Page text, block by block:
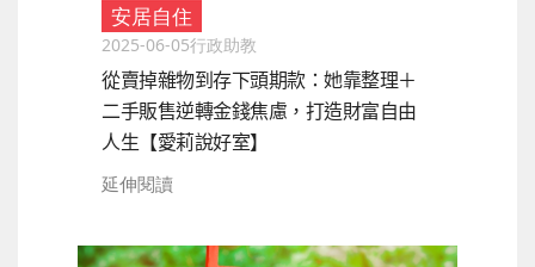
安居自住
2025-06-05行政助教
從賣掉雜物到存下頭期款：她靠整理＋
二手販售逆轉金錢焦慮，打造財富自由
人生【愛莉說好室】
延伸閱讀